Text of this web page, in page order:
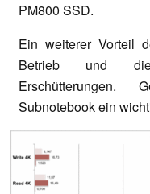
PM800 SSD.
Ein weiterer Vorteil
Betrieb und die
Subnotebook ein